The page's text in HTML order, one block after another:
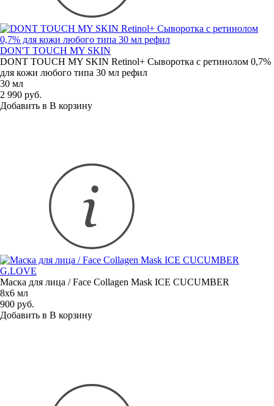
DON'T TOUCH MY SKIN
DONT TOUCH MY SKIN Retinol+ Сыворотка с ретинолом 0,7%
для кожи любого типа 30 мл рефил
30 мл
2 990 руб.
Добавить в В корзину
G.LOVE
Маска для лица / Face Collagen Mask ICE CUCUMBER
8x6 мл
900 руб.
Добавить в В корзину